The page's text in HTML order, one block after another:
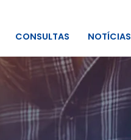
CONSULTAS NOTÍCIAS